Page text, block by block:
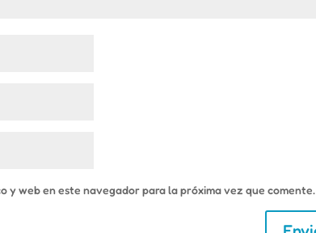
y web en este navegador para la próxima vez que comente.